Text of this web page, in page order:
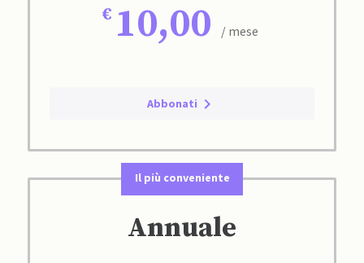
10,00 / mese
Abbonati
Il più conveniente
Annuale